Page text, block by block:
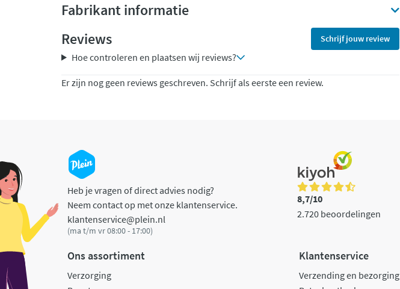
Fabrikant informatie
Reviews
Schrijf jouw review
Hoe controleren en plaatsen wij reviews?
Er zijn nog geen reviews geschreven. Schrijf als eerste een review.
Heb je vragen of direct advies nodig?
Neem contact op met onze klantenservice.
klantenservice@plein.nl
(ma t/m vr 08:00 - 17:00)
8,7/10
2.720 beoordelingen
Ons assortiment
Verzorging
Klantenservice
Verzending en bezorging